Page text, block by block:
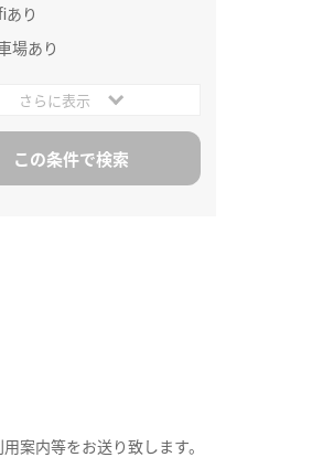
り
場あり
さらに表示
案内等をお送り致します。